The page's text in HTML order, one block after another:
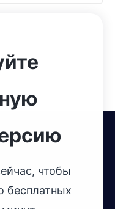
чтобы
бесплатных